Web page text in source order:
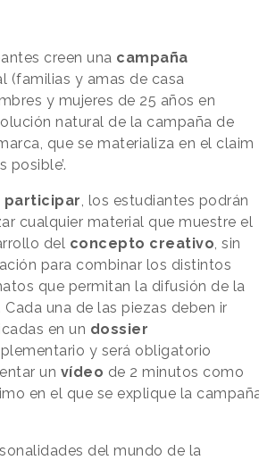
creen una campaña
(familias y amas de casa
y mujeres de 25 años en
natural de la campaña de
que se materializa en el claim
posible’.
participar , los estudiantes podrán
cualquier material que muestre el
del concepto creativo , sin
para combinar los distintos
que permitan la difusión de la
Cada una de las piezas deben ir
en un dossier
y será obligatorio
un vídeo de 2 minutos como
en el que se explique la
del mundo de la